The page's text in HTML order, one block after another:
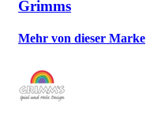
Grimms
Mehr von dieser Marke